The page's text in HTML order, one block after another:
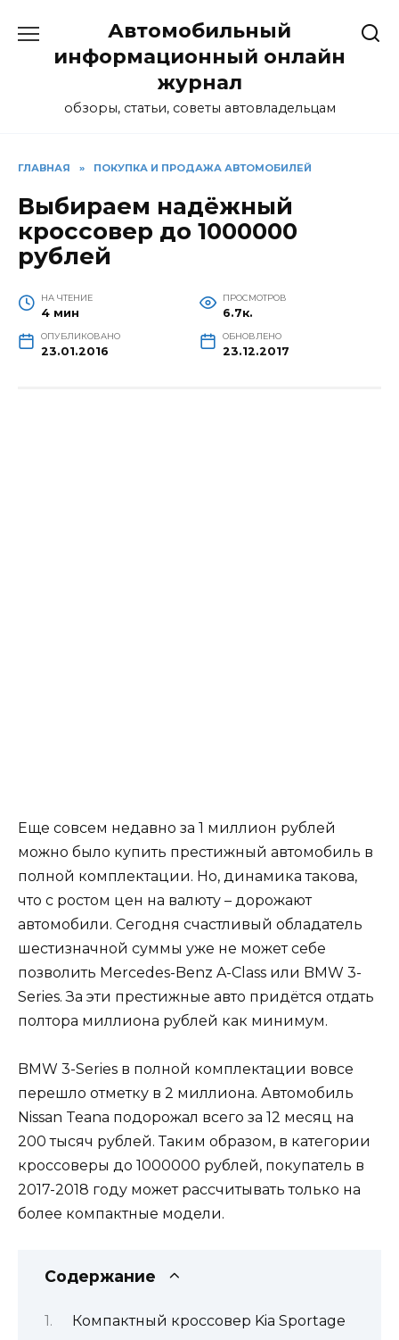
содержанию
Автомобильный
информационный онлайн
журнал
обзоры, статьи, советы автовладельцам
ГЛАВНАЯ » ПОКУПКА И ПРОДАЖА АВТОМОБИЛЕЙ
Выбираем надёжный
кроссовер до 1000000
рублей
НА ЧТЕНИЕ
4 мин
ПРОСМОТРОВ
6.7к.
ОПУБЛИКОВАНО
23.01.2016
ОБНОВЛЕНО
23.12.2017
Еще совсем недавно за 1 миллион рублей
можно было купить престижный автомобиль в
полной комплектации. Но, динамика такова,
что с ростом цен на валюту – дорожают
автомобили. Сегодня счастливый обладатель
шестизначной суммы уже не может себе
позволить Mercedes-Benz A-Class или BMW 3-
Series. За эти престижные авто придётся отдать
полтора миллиона рублей как минимум.
BMW 3-Series в полной комплектации вовсе
перешло отметку в 2 миллиона. Автомобиль
Nissan Teana подорожал всего за 12 месяц на
200 тысяч рублей. Таким образом, в категории
кроссоверы до 1000000 рублей, покупатель в
2017-2018 году может рассчитывать только на
более компактные модели.
Содержание
Компактный кроссовер Kia Sportage